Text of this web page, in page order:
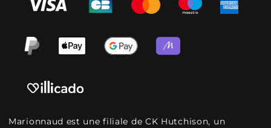
Marionnaud est une filiale de CK Hutchison, un